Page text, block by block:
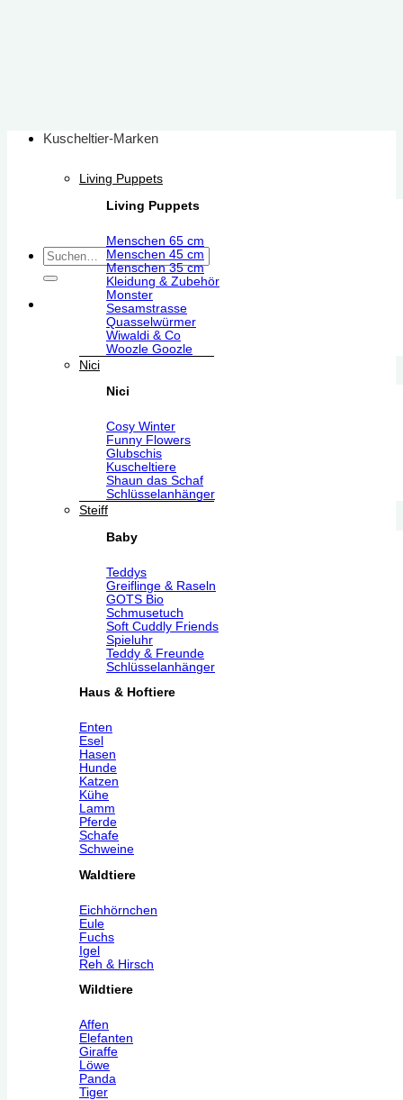
Suchen
nach:
Kuscheltier-Marken
Living Puppets
Living Puppets
Menschen 65 cm
Menschen 45 cm
Menschen 35 cm
Kleidung & Zubehör
Monster
Sesamstrasse
Quasselwürmer
Wiwaldi & Co
Woozle Goozle
Nici
Nici
Cosy Winter
Funny Flowers
Glubschis
Kuscheltiere
Shaun das Schaf
Schlüsselanhänger
Steiff
Baby
Teddys
Greiflinge & Raseln
GOTS Bio
Schmusetuch
Soft Cuddly Friends
Spieluhr
Teddy & Freunde
Schlüsselanhänger
Haus & Hoftiere
Enten
Esel
Hasen
Hunde
Katzen
Kühe
Lamm
Pferde
Schafe
Schweine
Waldtiere
Eichhörnchen
Eule
Fuchs
Igel
Reh & Hirsch
Wildtiere
Affen
Elefanten
Giraffe
Löwe
Panda
Tiger